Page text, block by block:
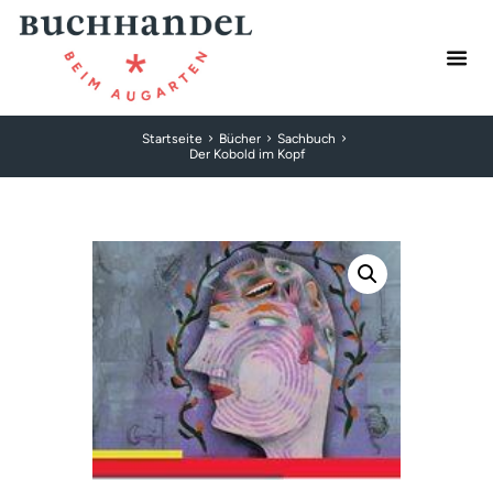
Startseite Bücher
Sachbuch
Der Kobold im Kopf